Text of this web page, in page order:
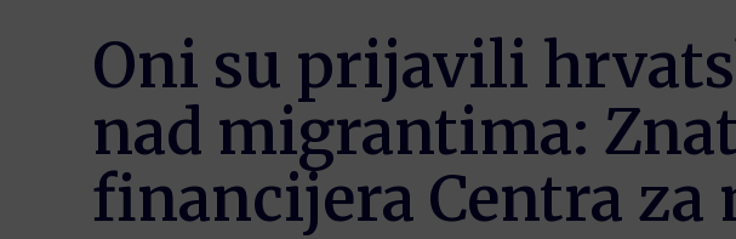
Oni su prijavili
nad migrantima:
financijera Centra za